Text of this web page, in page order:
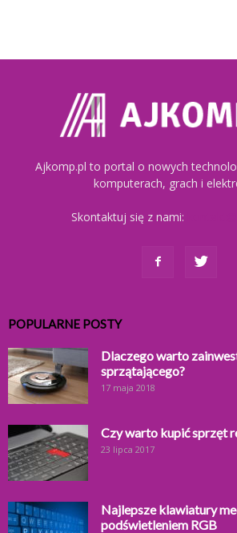
Ajkomp.pl to portal o nowych
komputerach, grach i
Skontaktuj się z nami:
POPULARNE POSTY
Dlaczego warto
sprzątającego?
17 maja 2018
Czy warto kupić sprzęt
23 lipca 2017
Najlepsze klawiatury
podświetleniem RGB